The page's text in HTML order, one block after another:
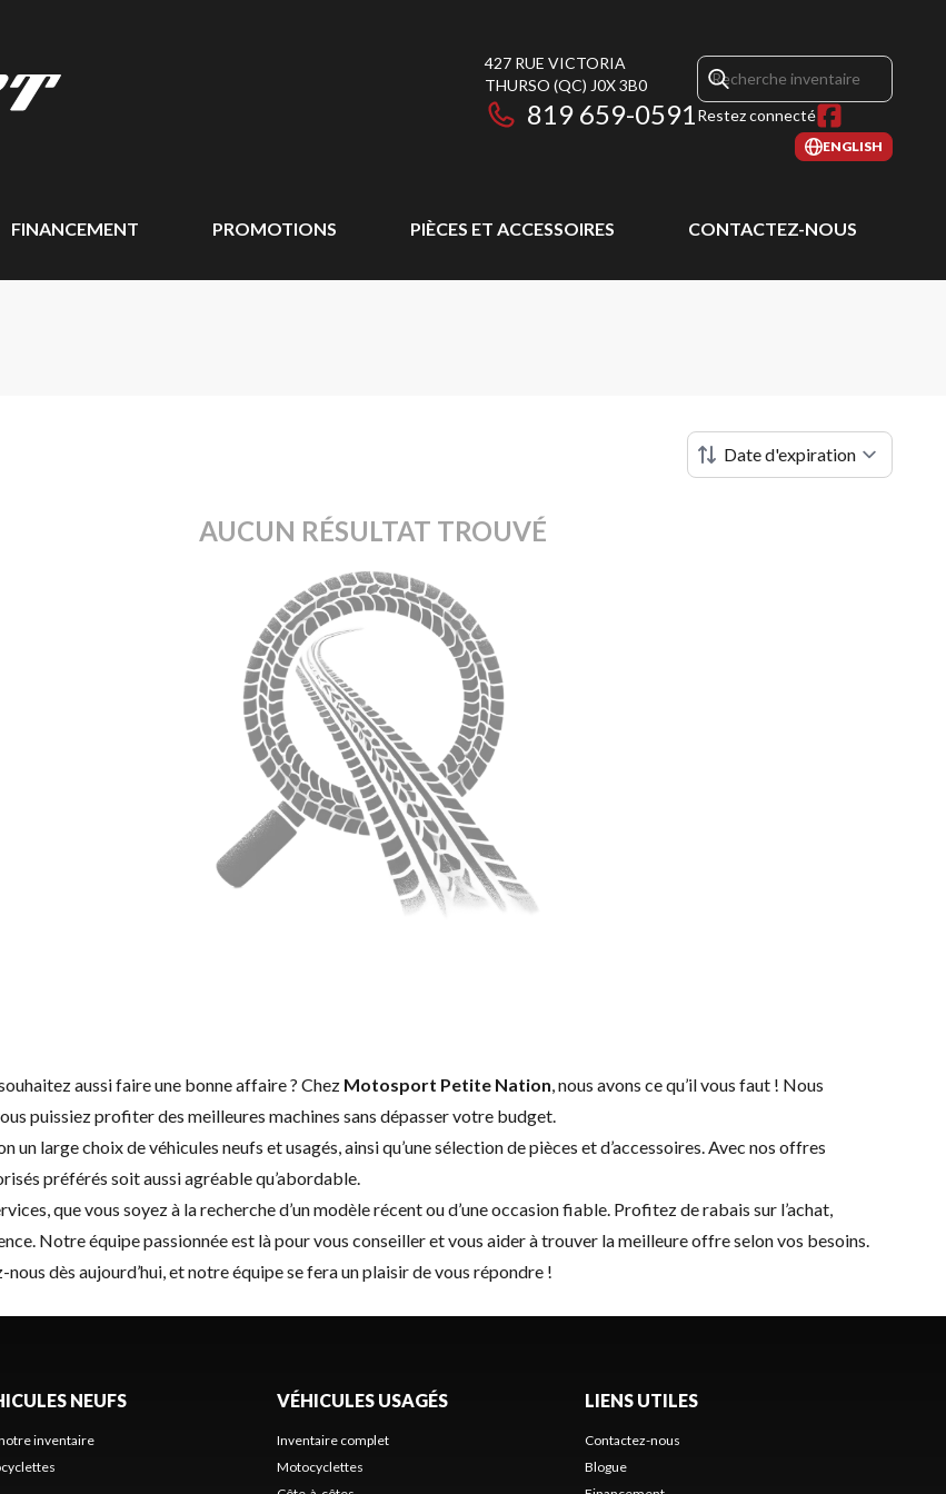
427 RUE VICTORIA
THURSO (QC) J0X 3B0
819 659-0591Restez connecté
ENGLISH
FINANCEMENT PROMOTIONS PIÈCES ET ACCESSOIRES CONTACTEZ-NOUS
AUCUN RÉSULTAT TROUVÉ
aussi faire une bonne affaire ? Chez Motosport Petite Nation, nous avons ce qu’il vous faut ! Nous
puissiez profiter des meilleures machines sans dépasser votre budget.
un large choix devéhicules neufs etusagés, ainsi qu’une sélection depièces et d’accessoires. Avec nos offres
préférés soit aussi agréable qu’abordable.
que vous soyez à la recherche d’un modèle récent ou d’une occasion fiable. Profitez de rabais sur l’achat,
Notre équipe passionnée est là pour vous conseiller et vous aider à trouver la meilleure offre selon vos besoins.
nous dès aujourd’hui, et notre équipe se fera un plaisir de vous répondre !
NEUFS
inventaire
VÉHICULES USAGÉS
Inventaire complet
Motocyclettes
LIENS UTILES
Contactez-nous
Blogue